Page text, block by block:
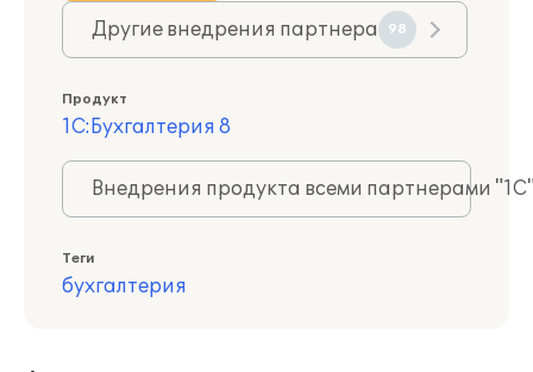
Другие внедрения партнера 98
Продукт
1С:Бухгалтерия 8
Внедрения продукта всеми партнерами
Теги
бухгалтерия